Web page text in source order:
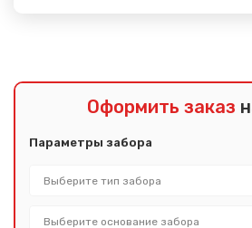
Оформить заказ
Параметры забора